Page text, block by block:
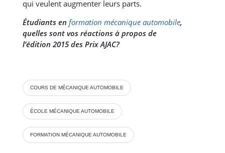
qui veulent augmenter leurs parts.
Étudiants en formation mécanique automobile,
quelles sont vos réactions à propos de
l’édition 2015 des Prix AJAC?
COURS DE MÉCANIQUE AUTOMOBILE
ÉCOLE MÉCANIQUE AUTOMOBILE
FORMATION MÉCANIQUE AUTOMOBILE